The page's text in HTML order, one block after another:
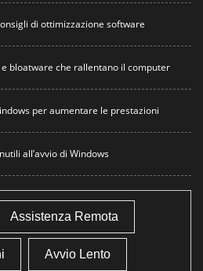
di ottimizzazione software
bloatware che rallentano il computer
per aumentare le prestazioni
all’avvio di Windows
Assistenza Remota
Avvio Lento